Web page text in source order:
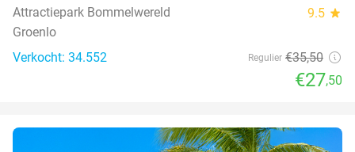
Attractiepark Bommelwereld 9.5 star
Groenlo
Verkocht: 34.552
Regulier €35,50
€27,50